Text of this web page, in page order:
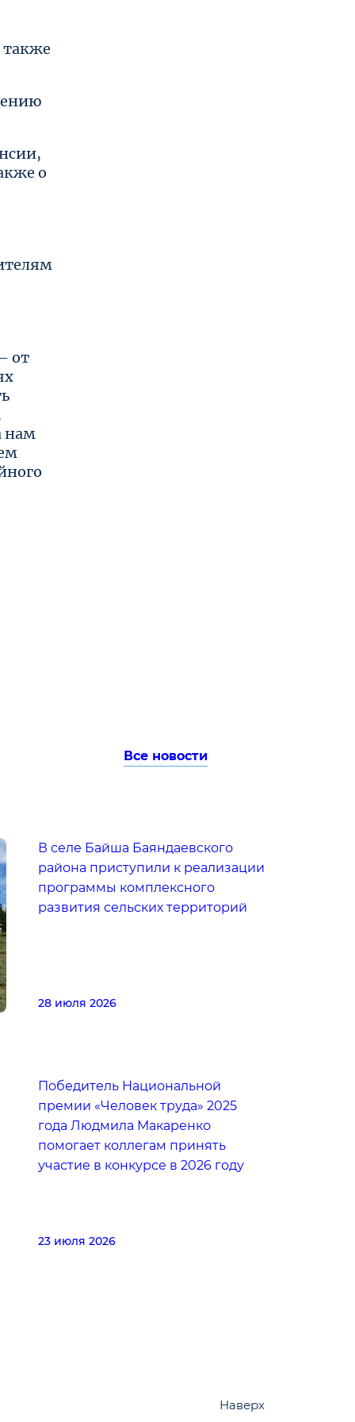
также
о
от
нам
Все новости
В селе Байша Баяндаевского
района приступили к реализации
программы комплексного
развития сельских территорий
28 июля 2026
Победитель Национальной
премии «Человек труда» 2025
года Людмила Макаренко
помогает коллегам принять
участие в конкурсе в 2026 году
23 июля 2026
Наверх